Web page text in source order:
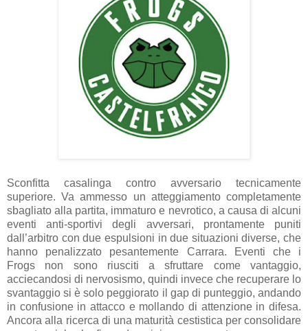
Sconfitta casalinga contro avversario tecnicamente
superiore. Va ammesso un atteggiamento completamente
sbagliato alla partita, immaturo e nevrotico, a causa di alcuni
eventi anti-sportivi degli avversari, prontamente puniti
dall’arbitro con due espulsioni in due situazioni diverse, che
hanno penalizzato pesantemente Carrara. Eventi che i
Frogs non sono riusciti a sfruttare come vantaggio,
acciecandosi di nervosismo, quindi invece che recuperare lo
svantaggio si è solo peggiorato il gap di punteggio, andando
in confusione in attacco e mollando di attenzione in difesa.
Ancora alla ricerca di una maturità cestistica per consolidare